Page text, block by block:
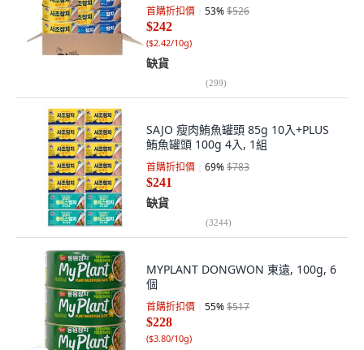
首購折扣價 53%$526
$242
($2.42/10g)
缺貨
(299)
SAJO 瘦肉鮪魚罐頭 85g 10入+PLUS
鮪魚罐頭 100g 4入, 1組
首購折扣價 69%$783
$241
缺貨
(3244)
MYPLANT DONGWON 東遠, 100g, 6
個
首購折扣價 55%$517
$228
($3.80/10g)